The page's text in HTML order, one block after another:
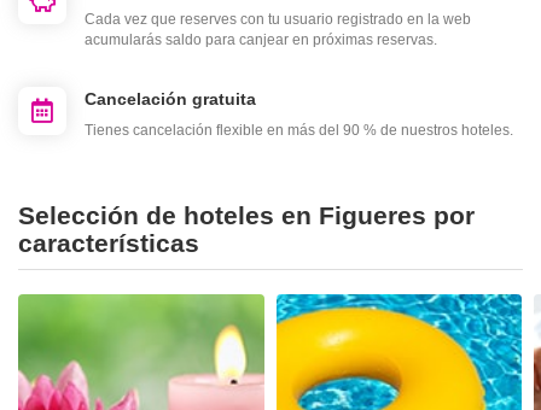
Cada vez que reserves con tu usuario registrado en la web
acumularás saldo para canjear en próximas reservas.
Cancelación gratuita
Tienes cancelación flexible en más del 90 % de nuestros hoteles.
Selección de hoteles en Figueres por
características